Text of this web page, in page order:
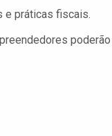
e práticas fiscais.
poderão